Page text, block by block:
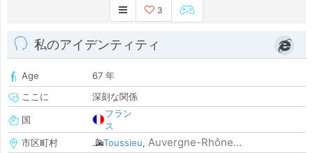
3
私のアイデンティティ
Age
67 年
ここに
深刻な関係
国
フラン
ス
市区町村
Toussieu, Auvergne-Rhône...